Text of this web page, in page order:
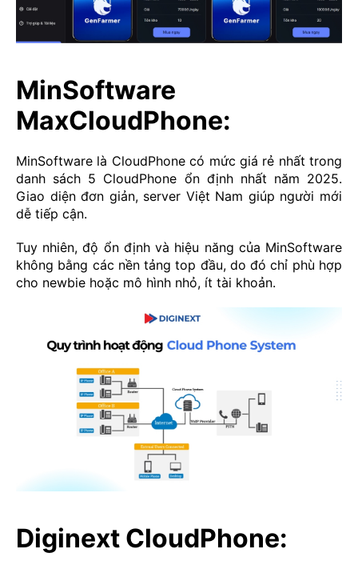
MinSoftware
MaxCloudPhone:
MinSoftware là CloudPhone có mức giá rẻ nhất trong
danh sách 5 CloudPhone ổn định nhất năm 2025.
Giao diện đơn giản, server Việt Nam giúp người mới
dễ tiếp cận.
Tuy nhiên, độ ổn định và hiệu năng của MinSoftware
không bằng các nền tảng top đầu, do đó chỉ phù hợp
cho newbie hoặc mô hình nhỏ, ít tài khoản.
Diginext CloudPhone: